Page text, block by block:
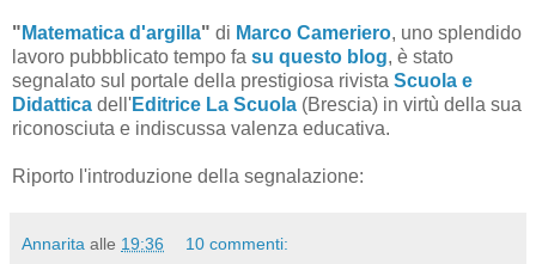
" Matematica d'argilla" di Marco Cameriero, uno splendido
lavoro pubbblicato tempo fa su questo blog, è stato
segnalato sul portale della prestigiosa rivista Scuola e
Didattica dell'Editrice La Scuola (Brescia) in virtù della sua
riconosciuta e indiscussa valenza educativa.
Riporto l'introduzione della segnalazione:
Annarita alle 19:36 10 commenti: